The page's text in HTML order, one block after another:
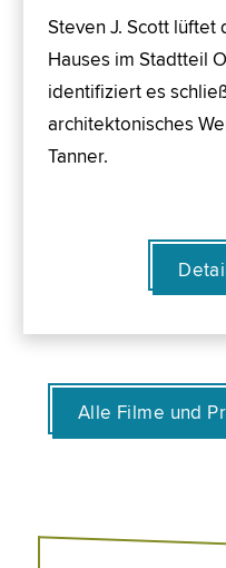
Steven J. Scott lüftet
Hauses im Stadtteil
identifiziert es
architektonisches
Tanner.
Alle Filme und